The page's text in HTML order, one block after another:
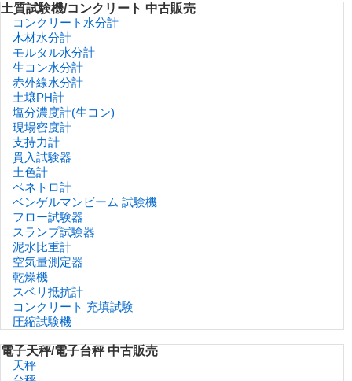
土質試験機/コンクリート 中古販売
コンクリート水分計
木材水分計
モルタル水分計
生コン水分計
赤外線水分計
土壌PH計
塩分濃度計(生コン)
現場密度計
支持力計
貫入試験器
土色計
ペネトロ計
ベンゲルマンビーム 試験機
フロー試験器
スランプ試験器
泥水比重計
空気量測定器
乾燥機
スベリ抵抗計
コンクリート 充填試験
圧縮試験機
電子天秤/電子台秤 中古販売
天秤